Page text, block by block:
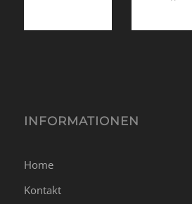
INFORMATIONEN
Home
Kontakt